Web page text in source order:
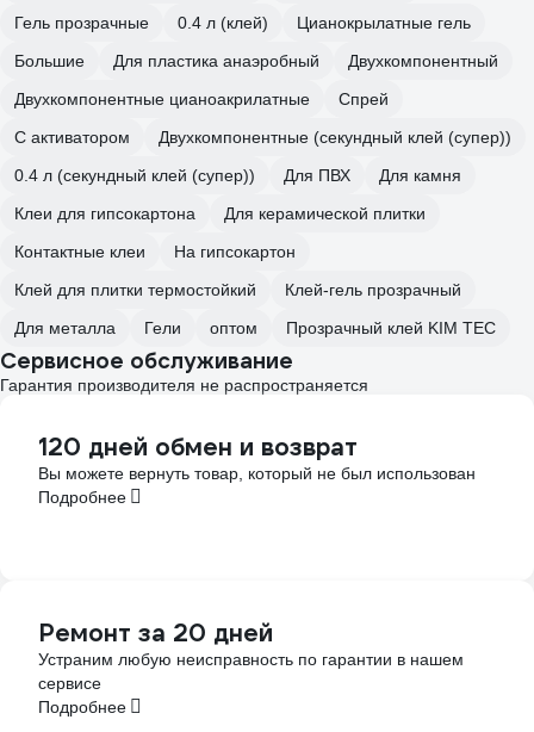
Гель прозрачные
0.4 л (клей)
Цианокрылатные гель
Большие
Для пластика анаэробный
Двухкомпонентный
Двухкомпонентные цианоакрилатные
Спрей
С активатором
Двухкомпонентные (секундный клей (супер))
0.4 л (секундный клей (супер))
Для ПВХ
Для камня
Клеи для гипсокартона
Для керамической плитки
Контактные клеи
На гипсокартон
Клей для плитки термостойкий
Клей-гель прозрачный
Для металла
Гели оптом Прозрачный клей KIM TEC
Сервисное обслуживание
Гарантия производителя не распространяется
120 дней обмен и возврат
Вы можете вернуть товар, который не был использован
Подробнее
Ремонт за 20 дней
Устраним любую неисправность по гарантии в нашем
сервисе
Подробнее